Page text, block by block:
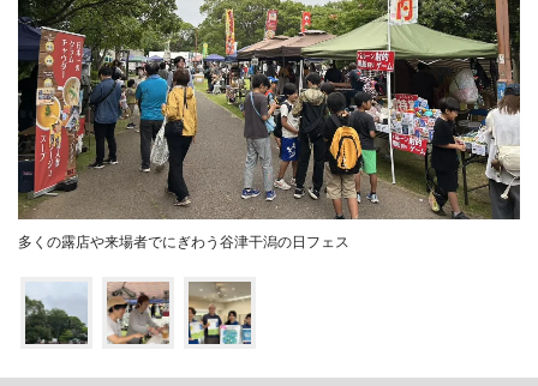
多くの露店や来場者でにぎわう谷津干潟の日フェス